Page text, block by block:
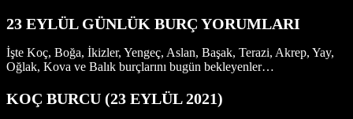
23 EYLÜL GÜNLÜK BURÇ YORUMLARI
İşte Koç, Boğa, İkizler, Yengeç, Aslan, Başak, Terazi, Akrep, Yay,
Oğlak, Kova ve Balık burçlarını bugün bekleyenler…
KOÇ BURCU (23 EYLÜL 2021)